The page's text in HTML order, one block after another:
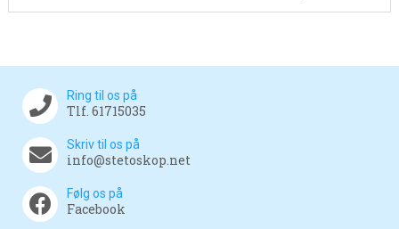
Ring til os på
Tlf. 61715035
Skriv til os på
info@stetoskop.net
Følg os på
Facebook